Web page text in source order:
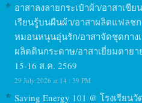
อาสาลงลายกระเป๋าผ้า/อาสาเขี
เรียนรู้บนผืนผ้า/อาสาผลิตแฟลช
หมอนหนุนอุ่นรัก/อาสาจัดชุดกาง
ผลิตดินกระดาษ/อาสาเยี่ยมตาย
15-16 ส.ค. 2569
29 July 2026 at 14 : 39 PM
Saving Energy 101 @ โรงเรียน